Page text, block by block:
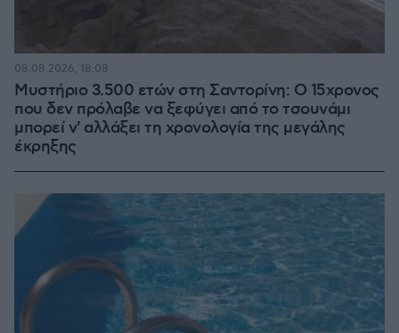
Μυστήριο 3.500 ετών στη Σαντορίνη: Ο 15χρονος
που δεν πρόλαβε να ξεφύγει από το τσουνάμι
μπορεί ν' αλλάξει τη χρονολογία της μεγάλης
έκρηξης
08.08.2026, 18:08